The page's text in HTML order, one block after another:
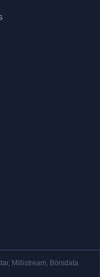
Millistream, Börsdata